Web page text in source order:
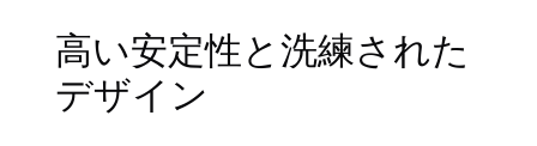
高い安定性と洗練された
デザイン